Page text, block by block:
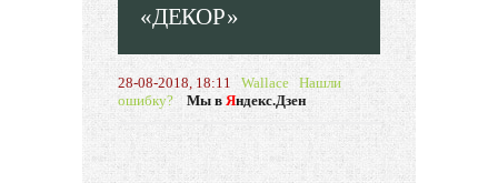
«ДЕКОР»
28-08-2018, 18:11 Wallace Нашли
ошибку?
Мы в Яндекс.Дзен